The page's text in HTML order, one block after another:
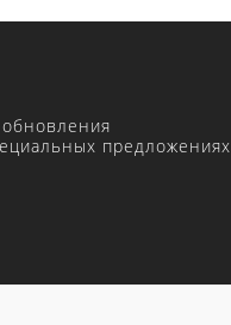
предложениях